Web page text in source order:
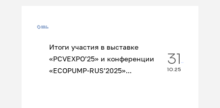
Итоги участия в выставке
«PCVEXPO’25» и конференции
«ECOPUMP‑RUS’2025»...
31
10.25